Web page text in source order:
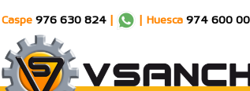
Caspe 976 630 824 Huesca 974 600